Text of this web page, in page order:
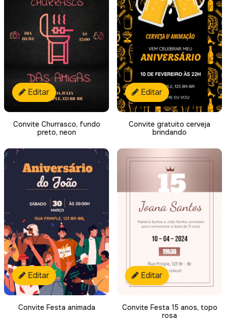
Editar
Convite Churrasco, fundo
preto, neon
Editar
Convite gratuito cerveja
brindando
Editar
Convite Festa animada
Editar
Convite Festa 15 anos, topo
rosa